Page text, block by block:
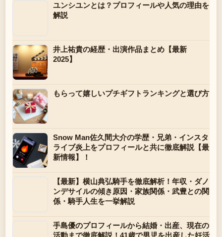
ユンシユンとは？プロフィールや人気の理由を
解説
井上祐貴の経歴・出演作品まとめ【最新
2025】
もらって嬉しいプチギフトランキングと選び方
Snow Man佐久間大介の学歴・兄弟・インスタ
ライブ炎上をプロフィールと共に徹底解説【最
新情報】！
【最新】横山典弘騎手を徹底解析！年収・ダノ
ンデサイルの傾き原因・家族関係・武豊との関
係・騎手人生を一挙解説
手島優のプロフィールから結婚・出産、現在の
活動まで徹底解説！41歳で男児を出産した妊活